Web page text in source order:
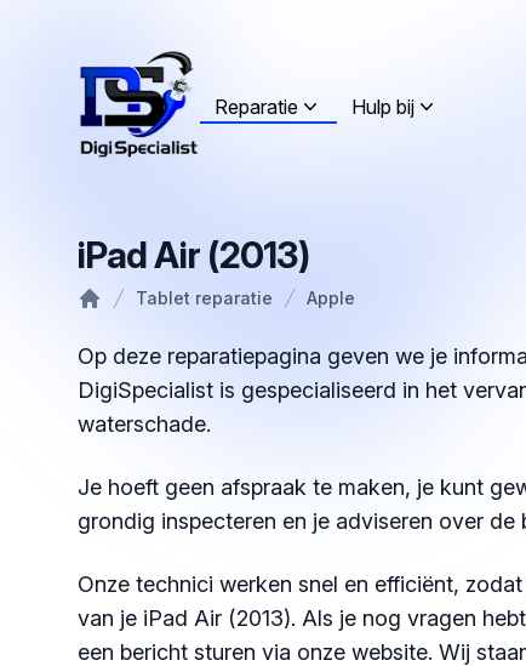
Reparatie Hulp bij
iPad Air (2013)
Tablet reparatie Apple
Op deze reparatiepagina geven we je
DigiSpecialist is gespecialiseerd in het
waterschade.
Je hoeft geen afspraak te maken, je kunt
grondig inspecteren en je adviseren over
Onze technici werken snel en efficiënt,
van je iPad Air (2013). Als je nog vragen
een bericht sturen via onze website. Wij